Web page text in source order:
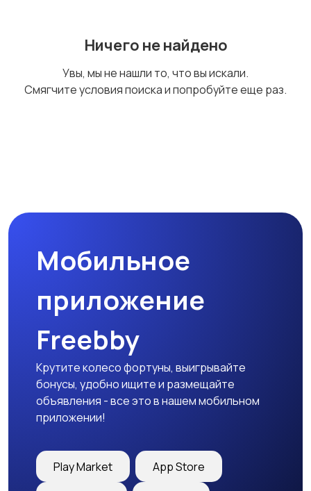
Трикотаж Спортивная одежда
Футболки и топы
одежда
Ничего не найдено
Увы, мы не нашли то, что вы искали.
Смягчите условия поиска и попробуйте еще раз.
Мобильное
приложение
Freebby
Крутите колесо фортуны, выигрывайте
бонусы, удобно ищите и размещайте
объявления - все это в нашем мобильном
приложении!
Play Market App Store